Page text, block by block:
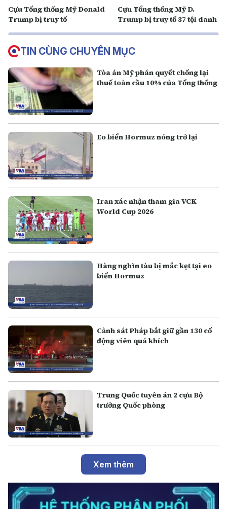
Cựu Tổng thống Mỹ Donald
Trump bị truy tố
Cựu Tổng thống Mỹ D.
Trump bị truy tố 37 tội danh
TIN CÙNG CHUYÊN MỤC
Tòa án Mỹ phán quyết chống lại
thuế toàn cầu 10% của Tổng thống
Eo biển Hormuz nóng trở lại
Iran xác nhận tham gia VCK
World Cup 2026
Hàng nghìn tàu bị mắc kẹt tại eo
biển Hormuz
Cảnh sát Pháp bắt giữ gần 130 cổ
động viên quá khích
Trung Quốc tuyên án 2 cựu Bộ
trưởng Quốc phòng
Xem thêm